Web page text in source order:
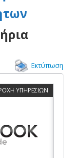
Εκτύπωση
ΥΠΗΡΕΣΙΩΝ